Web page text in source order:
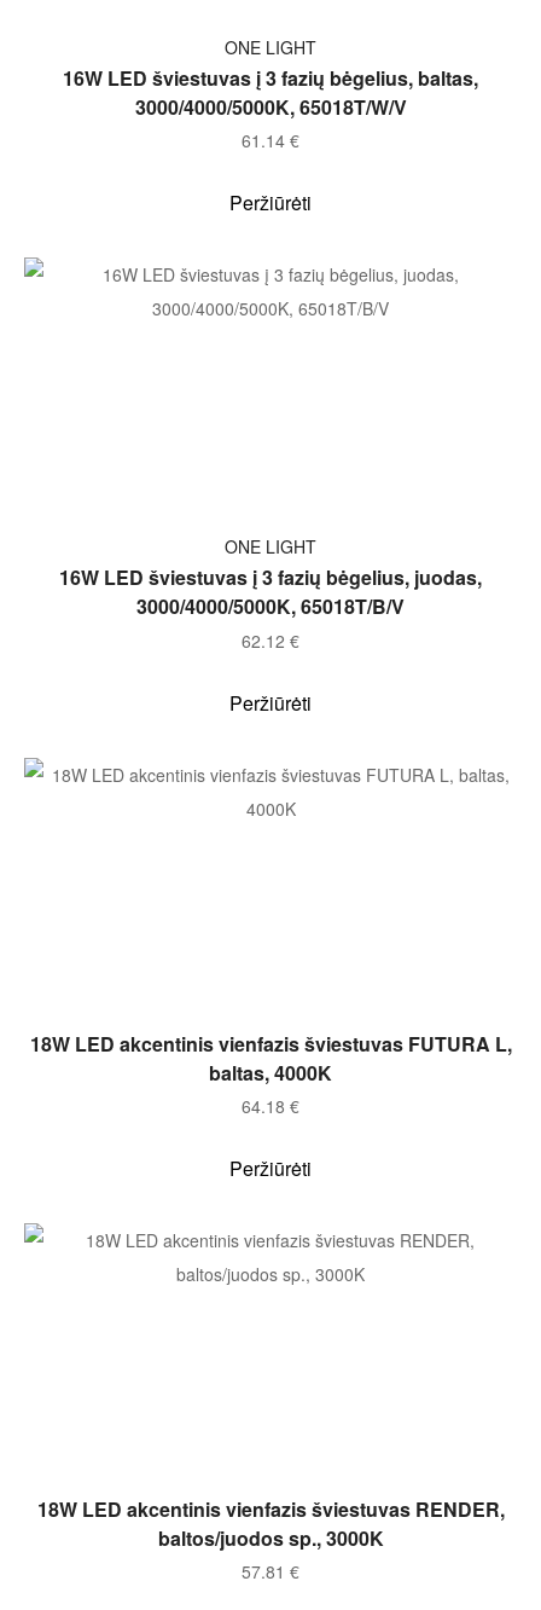
Į KREPŠELĮ
ONE LIGHT
16W LED šviestuvas į 3 fazių bėgelius, baltas,
3000/4000/5000K, 65018T/W/V
61.14 €
Peržiūrėti
Į KREPŠELĮ
ONE LIGHT
16W LED šviestuvas į 3 fazių bėgelius, juodas,
3000/4000/5000K, 65018T/B/V
62.12 €
Peržiūrėti
Į KREPŠELĮ
18W LED akcentinis vienfazis šviestuvas FUTURA L,
baltas, 4000K
64.18 €
Peržiūrėti
Į KREPŠELĮ
18W LED akcentinis vienfazis šviestuvas RENDER,
baltos/juodos sp., 3000K
57.81 €